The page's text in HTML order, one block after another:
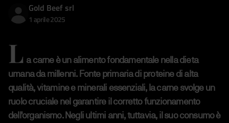
Gold Beef srl
1 aprile 2025
L a carne è un alimento fondamentale nella dieta
umana da millenni. Fonte primaria di proteine di alta
qualità, vitamine e minerali essenziali, la carne svolge un
ruolo cruciale nel garantire il corretto funzionamento
dell'organismo. Negli ultimi anni, tuttavia, il suo consumo è